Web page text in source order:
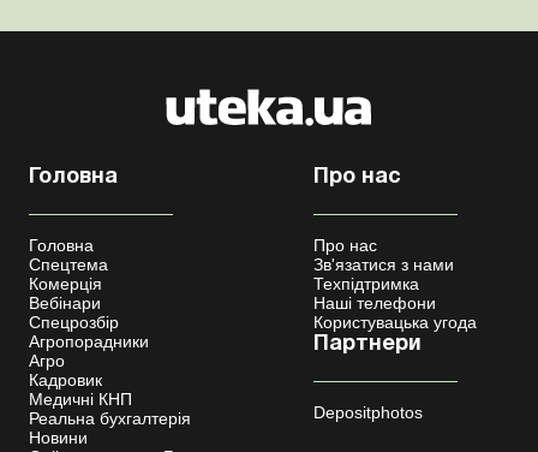
Головна
Головна
Спецтема
Комерція
Вебінари
Спецрозбір
Агропорадники
Агро
Кадровик
Медичні КНП
Реальна бухгалтерія
Новини
Про нас
Про нас
Зв'язатися з нами
Техпідтримка
Наші телефони
Користувацька угода
Партнери
Depositphotos